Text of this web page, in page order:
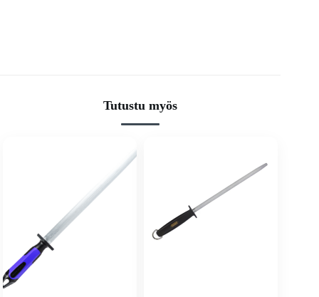
Tutustu myös